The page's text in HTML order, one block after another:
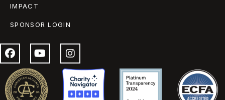
IMPACT
SPONSOR LOGIN